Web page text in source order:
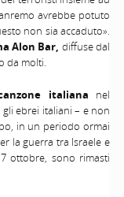
avrebbe potuto
non sia accaduto».
Alon Bar, diffuse dal
da molti.
italiana nel
ebrei italiani – e non
in un periodo ormai
la guerra tra Israele e
7 ottobre, sono rimasti